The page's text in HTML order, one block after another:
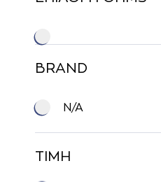
BRAND
N/A
ΤΙΜΗ